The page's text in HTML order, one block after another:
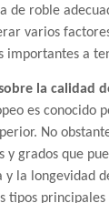
de roble
varios
importantes a
la calidad
es conocido
No
y grados que
y la longevidad
tipos